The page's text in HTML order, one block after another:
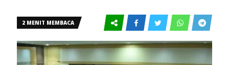
2 MENIT MEMBACA